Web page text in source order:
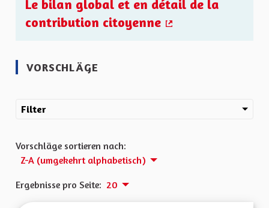
Le bilan global et en détail de la
contribution citoyenne
VORSCHLÄGE
Filter
Vorschläge sortieren nach:
Z-A (umgekehrt alphabetisch)
Ergebnisse pro Seite: 20